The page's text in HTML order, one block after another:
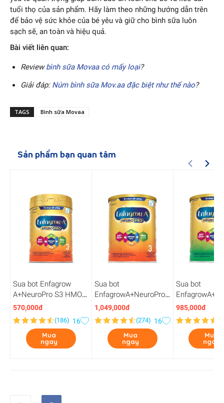
tuổi thọ của sản phẩm. Hãy làm theo những hướng dẫn trên
để bảo vệ sức khỏe của bé yêu và giữ cho bình sữa luôn
sạch sẽ, an toàn và hiệu quả.
Bài viết liên quan:
Reviewbình sữa Movaa có mấy loại?
Giải đáp: Núm bình sữa Mov.aa đặc biệt như thế nào?
TAGS Bình sữa Movaa
Sản phẩm bạn quan tâm
Sua bot Enfagrow
A+NeuroPro S3 HMO
830G-2Flex
570,000đ
(186) 16
Mua
ngay
Sua bot
EnfagrowA+NeuroPro
S3 HMO 1.7KG-2Flex
1,049,000đ
(274) 16
Mua
ngay
Sua bot
S4 HMO
985,000đ
Mua
ngay